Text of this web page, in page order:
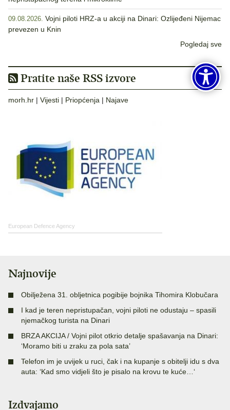
09.08.2026. Vojni piloti HRZ-a u akciji na Dinari: Ozlijeđeni Nijemac
prevezen u Knin
Pogledaj sve
Pratite naše RSS izvore
morh.hr | Vijesti | Priopćenja | Najave
European Defence Agency
Najnovije
Obilježena 31. obljetnica pogibije bojnika Tihomira Klobučara
I kad je teren nepristupačan, vojni piloti ne odustaju – spasili
njemačkog turista na Dinari
BRZA AKCIJA / Vojni pilot otkrio detalje spašavanja na Dinari:
‘Moramo biti u zraku za pola sata’
Telefon im je uvijek u ruci, čak i na kupanje s obitelji idu s dva
auta: ‘Kad smo vidjeli što je pisalo na krovu te kuće…‘
Izdvajamo